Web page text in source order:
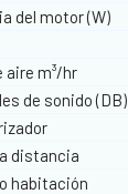
del motor (W)
aire m³/hr
de sonido (DB)
distancia
habitación